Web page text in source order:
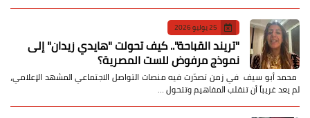
25 يوليو 2026
​"تريند القباحة".. كيف تحولت "هايدي زيدان" إلى
نموذج مرفوض للست المصرية؟
​ محمد أبو سيف ​في زمن تصدّرت فيه منصات التواصل الاجتماعي المشهد الإعلامي،
لم يعد غريباً أن تنقلب المفاهيم وتتحول …